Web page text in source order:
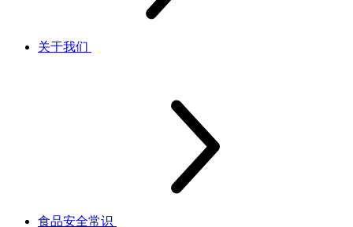
关于我们
食品安全常识